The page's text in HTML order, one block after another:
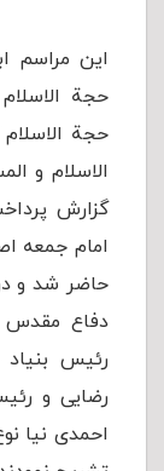
این مراسم
حجة
حجة
الاسلام و
گزارش
امام جمعه
حاضر شد و
دفاع مقدس
رئیس
رضایی و
احمدی نیا